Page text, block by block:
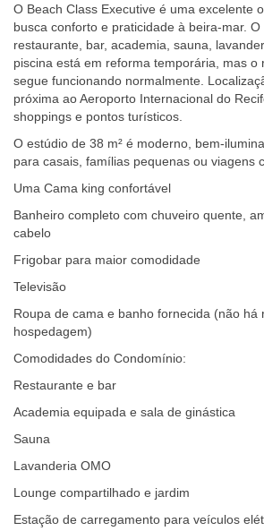
O Beach Class Executive é uma excelente
busca conforto e praticidade à beira-mar.
restaurante, bar, academia, sauna,
piscina está em reforma temporária, mas o
segue funcionando normalmente.
próxima ao Aeroporto Internacional do
shoppings e pontos turísticos.
O estúdio de 38 m² é moderno, bem-
para casais, famílias pequenas ou viagens
Uma Cama king confortável
Banheiro completo com chuveiro quente,
cabelo
Frigobar para maior comodidade
Televisão
Roupa de cama e banho fornecida (não há
hospedagem)
Comodidades do Condomínio:
Restaurante e bar
Academia equipada e sala de ginástica
Sauna
Lavanderia OMO
Lounge compartilhado e jardim
Estação de carregamento para veículos